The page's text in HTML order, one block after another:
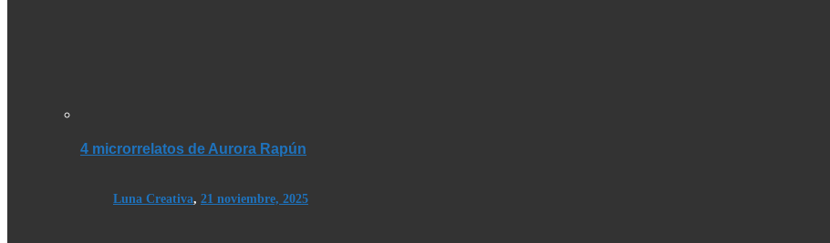
4 microrrelatos de Aurora Rapún
Luna Creativa, 21 noviembre, 2025